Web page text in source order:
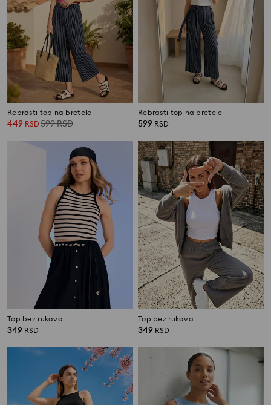
Rebrasti top na bretele
449 RSD 599RSD
Rebrasti top na bretele
599 RSD
Top bez rukava
349 RSD
Top bez rukava
349 RSD